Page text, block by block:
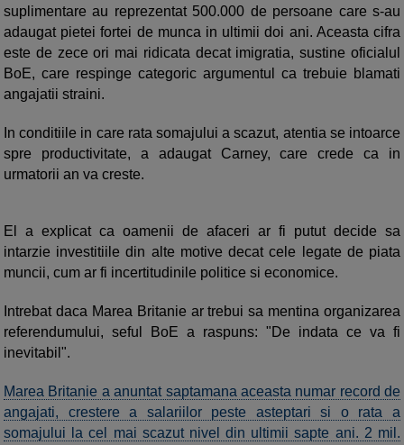
suplimentare au reprezentat 500.000 de persoane care s-au
adaugat pietei fortei de munca in ultimii doi ani. Aceasta cifra
este de zece ori mai ridicata decat imigratia, sustine oficialul
BoE, care respinge categoric argumentul ca trebuie blamati
angajatii straini.
In conditiile in care rata somajului a scazut, atentia se intoarce
spre productivitate, a adaugat Carney, care crede ca in
urmatorii an va creste.
El a explicat ca oamenii de afaceri ar fi putut decide sa
intarzie investitiile din alte motive decat cele legate de piata
muncii, cum ar fi incertitudinile politice si economice.
Intrebat daca Marea Britanie ar trebui sa mentina organizarea
referendumului, seful BoE a raspuns: "De indata ce va fi
inevitabil".
Marea Britanie a anuntat saptamana aceasta numar record de
angajati, crestere a salariilor peste asteptari si o rata a
somajului la cel mai scazut nivel din ultimii sapte ani. 2 mil.